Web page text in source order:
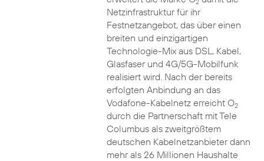
2
Netzinfrastruktur für ihr
Festnetzangebot, das über einen
breiten und einzigartigen
Technologie-Mix aus DSL, Kabel,
Glasfaser und 4G/5G-Mobilfunk
realisiert wird. Nach der bereits
erfolgten Anbindung an das
Vodafone-Kabelnetz erreicht O2
durch die Partnerschaft mit Tele
Columbus als zweitgrößtem
deutschen Kabelnetzanbieter dann
mehr als 26 Millionen Haushalte